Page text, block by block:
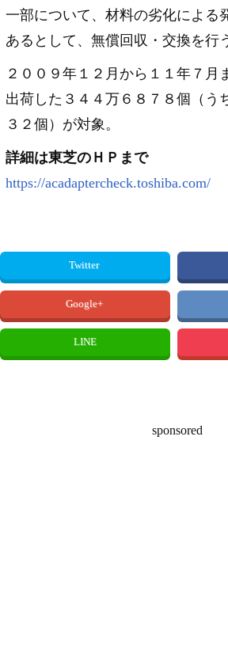
一部について、材料の劣化による
あるとして、無償回収・交換を行
２００９年１２月から１１年７月
出荷した３４４万６８７８個（う
３２個）が対象。
詳細は東芝のＨＰまで
https://acadaptercheck.toshiba.com/
Twitter
Google+
LINE
sponsored